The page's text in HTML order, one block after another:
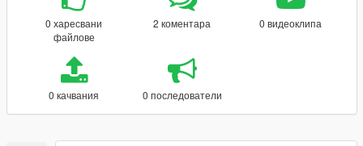
0 харесвани
файлове
2 коментара 0 видеоклипа
0 качвания 0 последователи